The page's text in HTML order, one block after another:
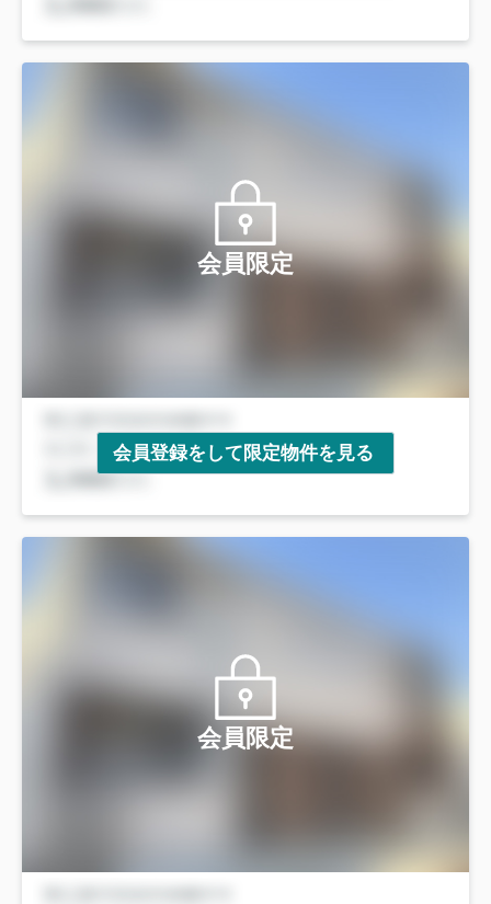
会員限定
会員登録をして限定物件を見る
会員限定